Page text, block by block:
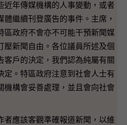
年傳媒機構的人事變動，或者
體繼續刊登廣告的事件。主席，
區政府不會亦不可能干預新聞媒
壓新聞自由。各位議員所述及個
客戶的決定，我們認為純屬有關
定。特區政府注意到社會人士有
機構會妥善處理，並且會向社會
應該客觀準確報道新聞，以維